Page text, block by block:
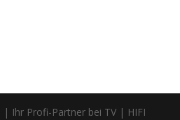
| Ihr Profi-Partner bei TV | HIFI